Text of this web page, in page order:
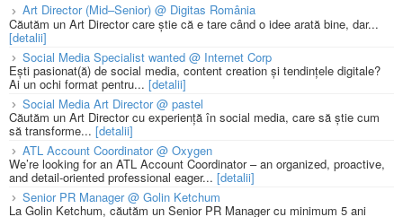
Art Director (Mid–Senior) @ Digitas România
Căutăm un Art Director care știe că e tare când o idee arată bine, dar...
[detalii]
Social Media Specialist wanted @ Internet Corp
Ești pasionat(ă) de social media, content creation și tendințele digitale?
Ai un ochi format pentru... [detalii]
Social Media Art Director @ pastel
Căutăm un Art Director cu experiență în social media, care să știe cum
să transforme... [detalii]
ATL Account Coordinator @ Oxygen
We’re looking for an ATL Account Coordinator – an organized, proactive,
and detail-oriented professional eager... [detalii]
Senior PR Manager @ Golin Ketchum
La Golin Ketchum, căutăm un Senior PR Manager cu minimum 5 ani